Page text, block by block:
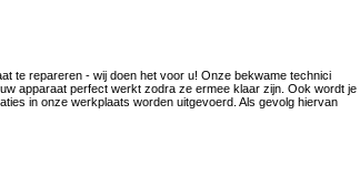
te repareren - wij doen het voor u! Onze bekwame technici
apparaat perfect werkt zodra ze ermee klaar zijn. Ook wordt je
in onze werkplaats worden uitgevoerd. Als gevolg hiervan